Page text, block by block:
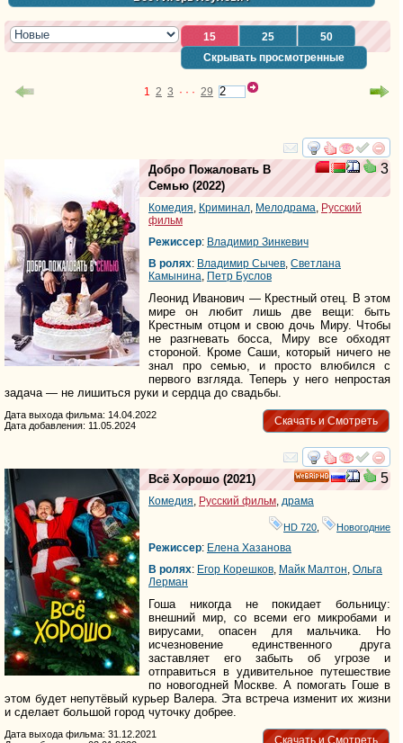
15 25
50
Скрывать просмотренные
1 2 3 · · · 29
смотреть
3
Добро Пожаловать В
Семью (2022)
Комедия, Криминал, Мелодрама, Русский
фильм
Режиссер: Владимир Зинкевич
В ролях: Владимир Сычев, Светлана
Камынина, Петр Буслов
Леонид Иванович — Крестный отец. В этом
мире он любит лишь две вещи: быть
Крестным отцом и свою дочь Миру. Чтобы
не разгневать босса, Миру все обходят
стороной. Кроме Саши, который ничего не
знал про семью, и просто влюбился с
первого взгляда. Теперь у него непростая
задача — не лишиться руки и сердца до свадьбы.
Скачать и Смотреть
Дата выхода фильма: 14.04.2022
Дата добавления: 11.05.2024
смотреть
HD
5
Всё Хорошо (2021)
Комедия, Русский фильм, драма
HD 720 Новогодние
Режиссер: Елена Хазанова
В ролях: Егор Корешков, Майк Малтон, Ольга
Лерман
Гоша никогда не покидает больницу:
внешний мир, со всеми его микробами и
вирусами, опасен для мальчика. Но
исчезновение единственного друга
заставляет его забыть об угрозе и
отправиться в удивительное путешествие
по новогодней Москве. А помогать Гоше в
этом будет непутёвый курьер Валера. Эта встреча изменит их жизни
и сделает большой город чуточку добрее.
Скачать и Смотреть
Дата выхода фильма: 31.12.2021